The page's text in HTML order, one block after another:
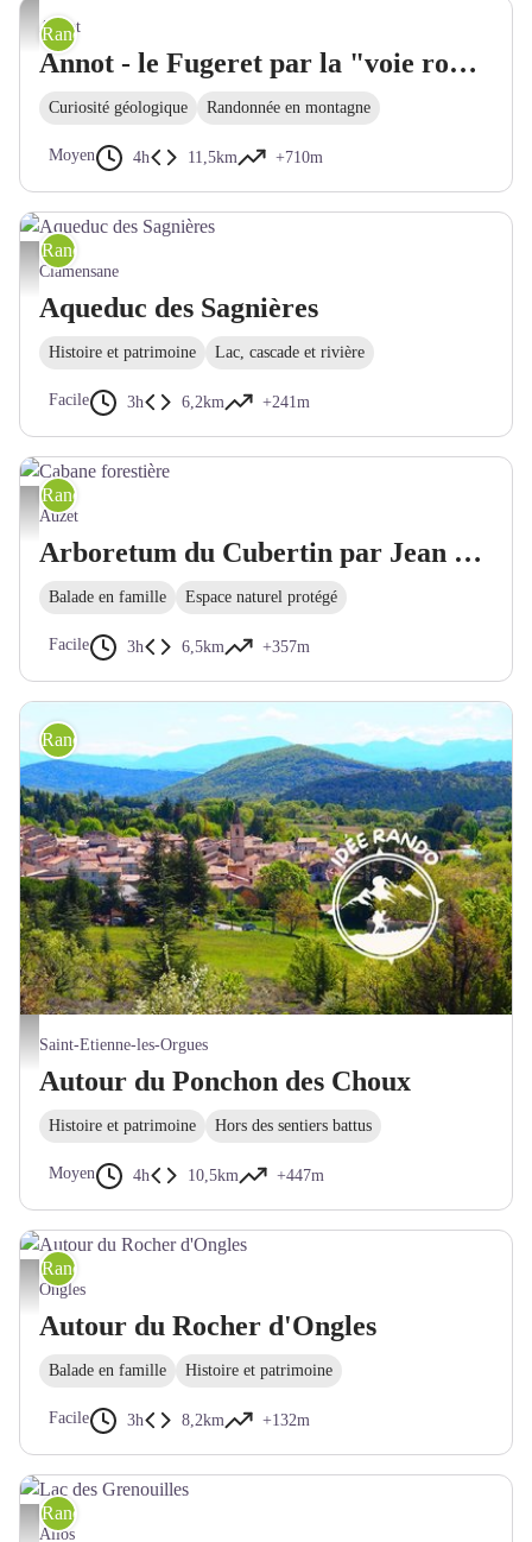
Verdon-Tourisme
Randonnée pédestre
Annot
Annot - le Fugeret par la "voie romaine" d'Argenton
Curiosité géologique Randonnée en montagne
Moyen 4h 11,5km +710m
Aqueduc des Sagnières - RM - CD Alpes de Haute Provence
Randonnée pédestre
Clamensane
Aqueduc des Sagnières
Histoire et patrimoine Lac, cascade et rivière
Facile 3h 6,2km +241m
Cabane forestière - OT PADLB
Randonnée pédestre
Auzet
Arboretum du Cubertin par Jean Médou
Balade en famille Espace naturel protégé
Facile 3h 6,5km +357m
Village de St-Etienne-les-Orgues - Anaïs Joly - Anaïs Joly
Randonnée pédestre
Saint-Etienne-les-Orgues
Autour du Ponchon des Choux
Histoire et patrimoine Hors des sentiers battus
Moyen 4h 10,5km +447m
Autour du Rocher d'Ongles - Francesca Jeanparis - CCPFML
Randonnée pédestre
Ongles
Autour du Rocher d'Ongles
Balade en famille Histoire et patrimoine
Facile 3h 8,2km +132m
Lac des Grenouilles - B Courbon
Randonnée pédestre
Allos